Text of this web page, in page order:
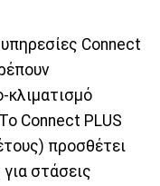
Connect
κλιματισμό
Connect PLUS
προσθέτει
στάσεις